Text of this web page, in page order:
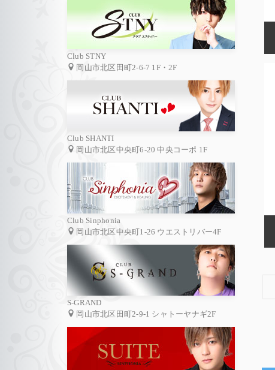
Club STNY
岡山市北区田町2-6-7 1F・2F
Club SHANTI
岡山市北区中央町6-20 中央コーポ 1F
Club Sinphonia
岡山市北区中央町1-26 ウエストリバー4F
S-GRAND
岡山市北区田町2-9-1 シャトーヤナギ2F